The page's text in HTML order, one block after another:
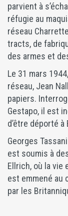
parvient à
réfugie au
réseau
tracts, de
des armes et
Le 31 mars
réseau, Jean
papiers.
Gestapo, il est
d’être déporté
Georges
est soumis à
Ellrich, où la vie
est emmené au
par les